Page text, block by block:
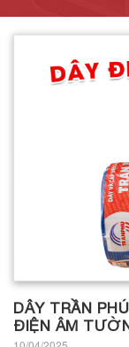
DÂY TRẦN
ĐIỆN ÂM